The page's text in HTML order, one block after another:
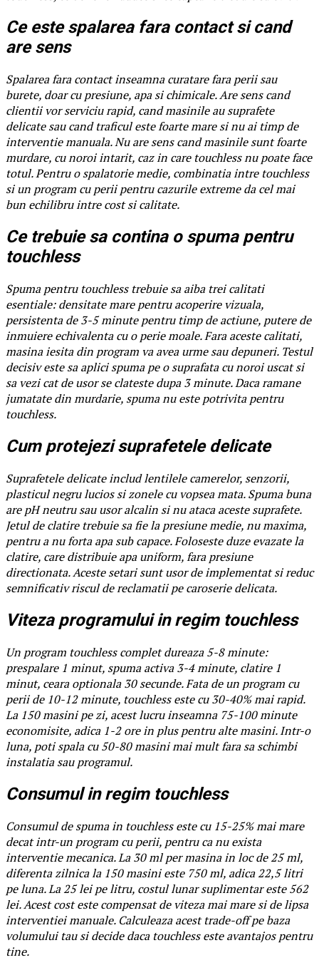
Ce este spalarea fara contact si cand
are sens
Spalarea fara contact inseamna curatare fara perii sau
burete, doar cu presiune, apa si chimicale. Are sens cand
clientii vor serviciu rapid, cand masinile au suprafete
delicate sau cand traficul este foarte mare si nu ai timp de
interventie manuala. Nu are sens cand masinile sunt foarte
murdare, cu noroi intarit, caz in care touchless nu poate face
totul. Pentru o spalatorie medie, combinatia intre touchless
si un program cu perii pentru cazurile extreme da cel mai
bun echilibru intre cost si calitate.
Ce trebuie sa contina o spuma pentru
touchless
Spuma pentru touchless trebuie sa aiba trei calitati
esentiale: densitate mare pentru acoperire vizuala,
persistenta de 3-5 minute pentru timp de actiune, putere de
inmuiere echivalenta cu o perie moale. Fara aceste calitati,
masina iesita din program va avea urme sau depuneri. Testul
decisiv este sa aplici spuma pe o suprafata cu noroi uscat si
sa vezi cat de usor se clateste dupa 3 minute. Daca ramane
jumatate din murdarie, spuma nu este potrivita pentru
touchless.
Cum protejezi suprafetele delicate
Suprafetele delicate includ lentilele camerelor, senzorii,
plasticul negru lucios si zonele cu vopsea mata. Spuma buna
are pH neutru sau usor alcalin si nu ataca aceste suprafete.
Jetul de clatire trebuie sa fie la presiune medie, nu maxima,
pentru a nu forta apa sub capace. Foloseste duze evazate la
clatire, care distribuie apa uniform, fara presiune
directionata. Aceste setari sunt usor de implementat si reduc
semnificativ riscul de reclamatii pe caroserie delicata.
Viteza programului in regim touchless
Un program touchless complet dureaza 5-8 minute:
prespalare 1 minut, spuma activa 3-4 minute, clatire 1
minut, ceara optionala 30 secunde. Fata de un program cu
perii de 10-12 minute, touchless este cu 30-40% mai rapid.
La 150 masini pe zi, acest lucru inseamna 75-100 minute
economisite, adica 1-2 ore in plus pentru alte masini. Intr-o
luna, poti spala cu 50-80 masini mai mult fara sa schimbi
instalatia sau programul.
Consumul in regim touchless
Consumul de spuma in touchless este cu 15-25% mai mare
decat intr-un program cu perii, pentru ca nu exista
interventie mecanica. La 30 ml per masina in loc de 25 ml,
diferenta zilnica la 150 masini este 750 ml, adica 22,5 litri
pe luna. La 25 lei pe litru, costul lunar suplimentar este 562
lei. Acest cost este compensat de viteza mai mare si de lipsa
interventiei manuale. Calculeaza acest trade-off pe baza
volumului tau si decide daca touchless este avantajos pentru
tine.